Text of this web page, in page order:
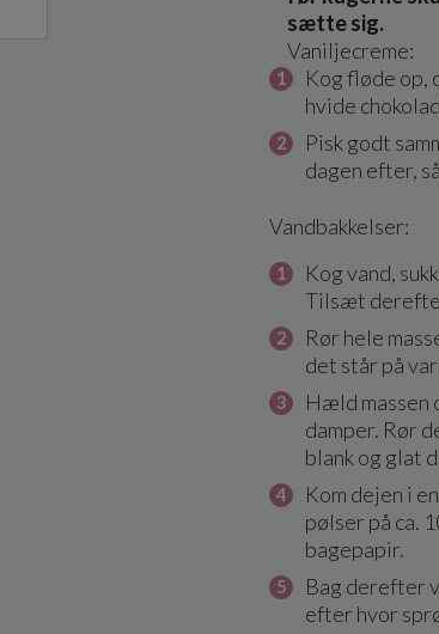
sætte sig.
Vaniljecreme:
Kog fløde op,
hvide
Pisk godt
dagen efter,
Vandbakkelser:
Kog vand,
Tilsæt
Rør hele
det står på
Hæld massen
damper. Rør
blank og glat
Kom dejen i
pølser på ca.
bagepapir.
Bag derefter
efter hvor